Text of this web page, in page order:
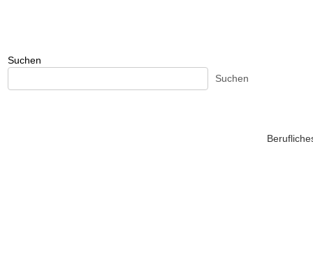
Suchen
Suchen